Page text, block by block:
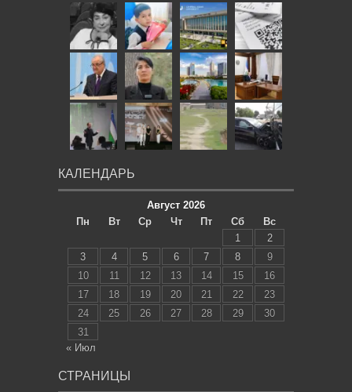
КАЛЕНДАРЬ
Август 2026
Пн
Вт Ср Чт Пт Сб
Вс
1
2
3
4 5 6 7 8
9
10
11 12 13 14 15
16
17
18 19 20 21 22
23
24
25 26 27 28 29
30
31
« Июл
СТРАНИЦЫ